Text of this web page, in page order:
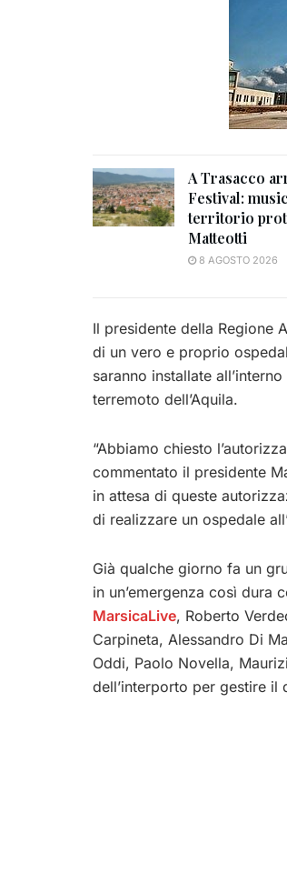
A Trasacco
Festival:
territorio
Matteotti
8 AGOSTO 2026
Il presidente della Regione
di un vero e proprio
saranno installate
terremoto dell’Aquila.
“Abbiamo chiesto
commentato il presidente
in attesa di queste
di realizzare un ospedale
Già qualche giorno fa un
in un’emergenza così dura
MarsicaLive, Roberto
Carpineta, Alessandro Di
Oddi, Paolo Novella,
dell’interporto per gestire il